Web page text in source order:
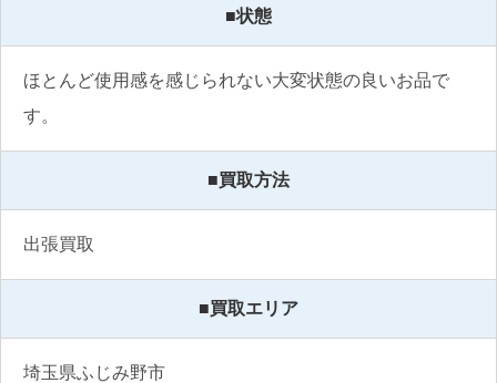
■状態
ほとんど使用感を感じられない大変状態の良いお品で
す。
■買取方法
出張買取
■買取エリア
埼玉県ふじみ野市